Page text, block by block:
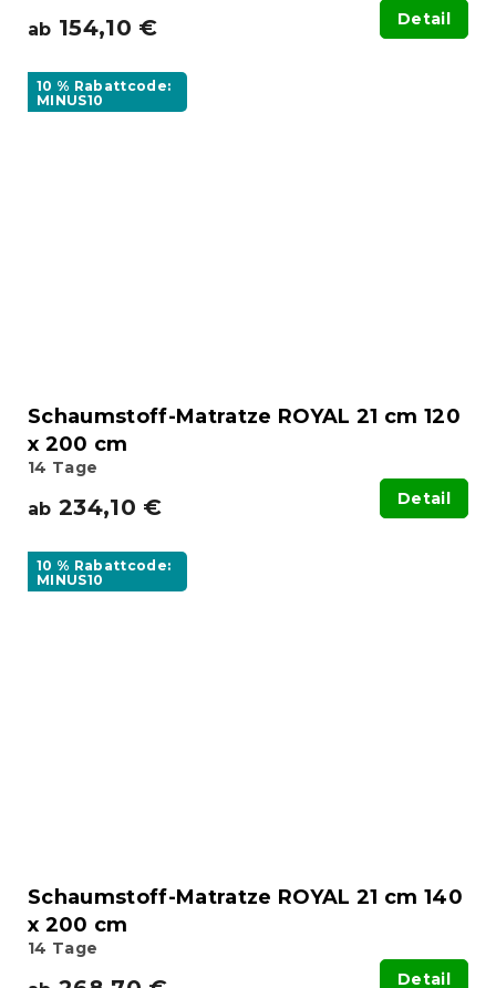
ab 154,10 € Detail
10 % Rabattcode:
MINUS10
Schaumstoff-Matratze ROYAL 21 cm 120
x 200 cm
14 Tage
ab 234,10 € Detail
10 % Rabattcode:
MINUS10
Schaumstoff-Matratze ROYAL 21 cm 140
x 200 cm
14 Tage
Detail